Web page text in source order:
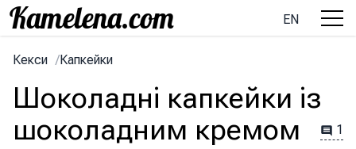
EN
Кекси /Капкейки
Шоколадні капкейки із
шоколадним кремом
1